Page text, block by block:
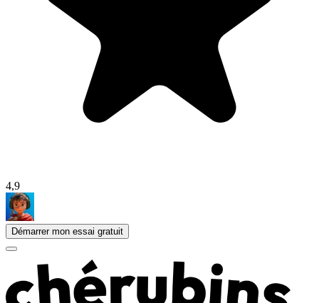
4,9
Démarrer mon essai gratuit